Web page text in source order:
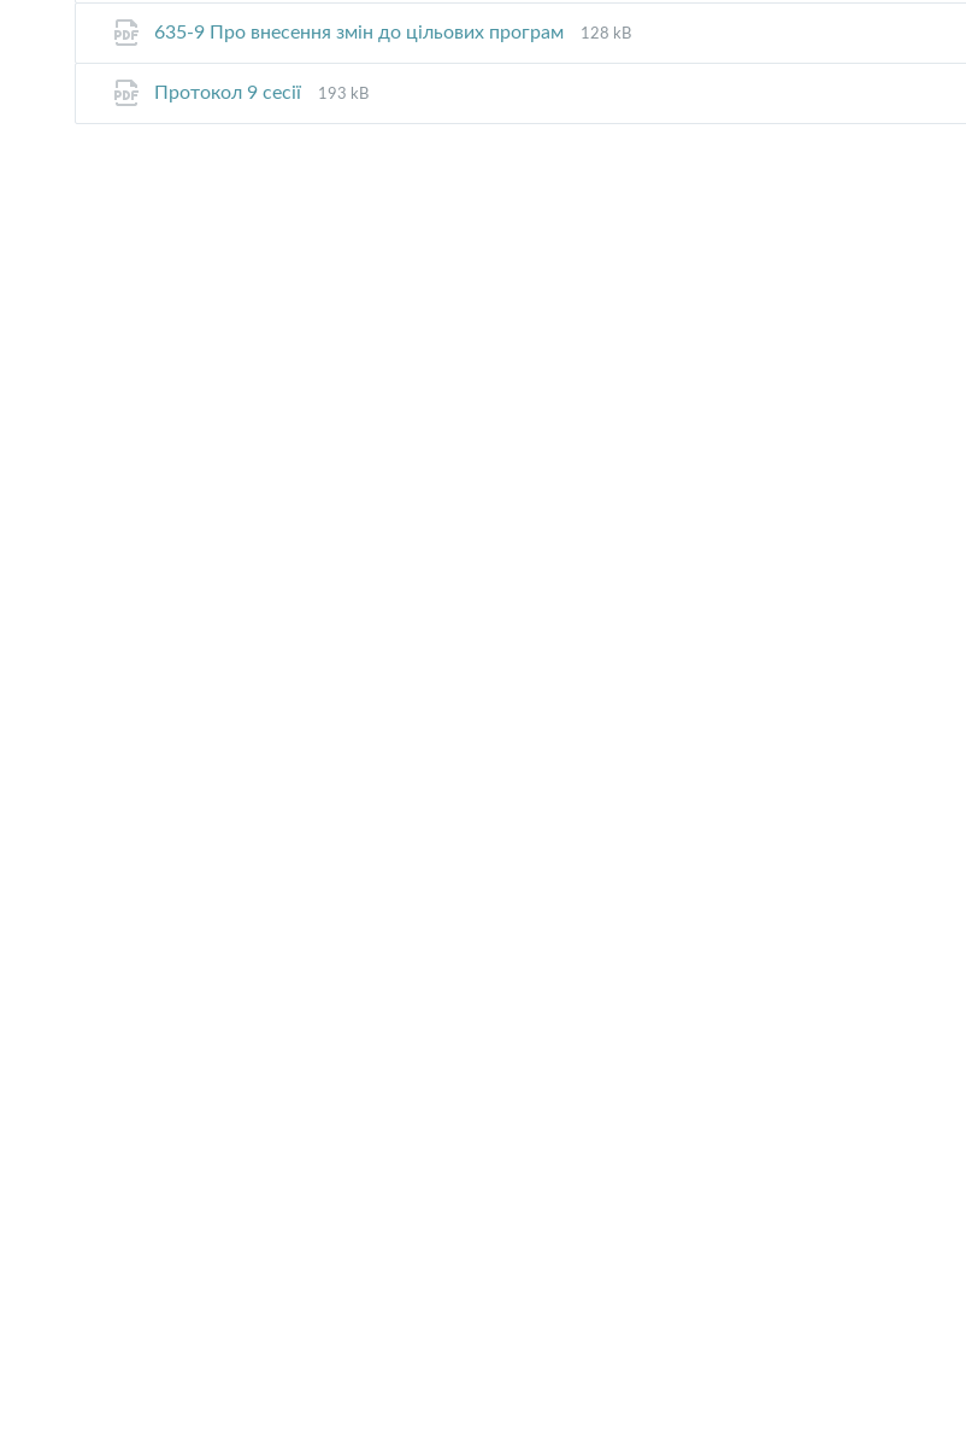
635-9 Про внесення змін до цільових програм
File
File
128 kB
Протокол 9 сесії
File
File
193 kB